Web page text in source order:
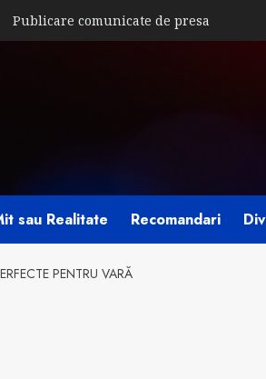
Publicare comunicate de presa
sau Realitate Recomandari
PENTRU VARĂ